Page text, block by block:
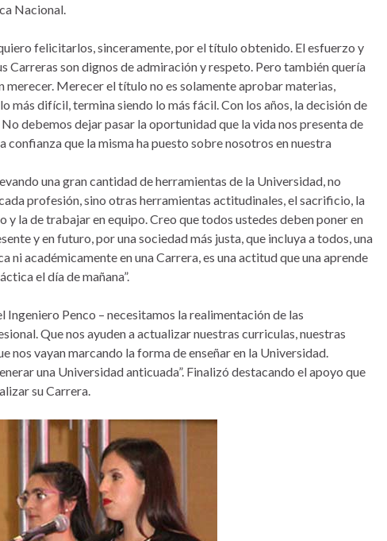
Nacional.
felicitarlos, sinceramente, por el título obtenido. El esfuerzo y
Carreras son dignos de admiración y respeto. Pero también quería
Merecer el título no es solamente aprobar materias,
más difícil, termina siendo lo más fácil. Con los años, la decisión de
debemos dejar pasar la oportunidad que la vida nos presenta de
confianza que la misma ha puesto sobre nosotros en nuestra
una gran cantidad de herramientas de la Universidad, no
profesión, sino otras herramientas actitudinales, el sacrificio, la
la de trabajar en equipo. Creo que todos ustedes deben poner en
y en futuro, por una sociedad más justa, que incluya a todos, una
ni académicamente en una Carrera, es una actitud que una aprende
el día de mañana”.
Penco – necesitamos la realimentación de las
Que nos ayuden a actualizar nuestras curriculas, nuestras
vayan marcando la forma de enseñar en la Universidad.
una Universidad anticuada”. Finalizó destacando el apoyo que
su Carrera.